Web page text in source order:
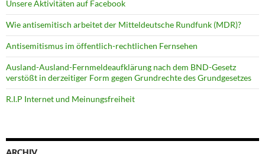
Unsere Aktivitäten auf Facebook
Wie antisemitisch arbeitet der Mitteldeutsche Rundfunk (MDR)?
Antisemitismus im öffentlich-rechtlichen Fernsehen
Ausland-Ausland-Fernmeldeaufklärung nach dem BND-Gesetz
verstößt in derzeitiger Form gegen Grundrechte des Grundgesetzes
R.I.P Internet und Meinungsfreiheit